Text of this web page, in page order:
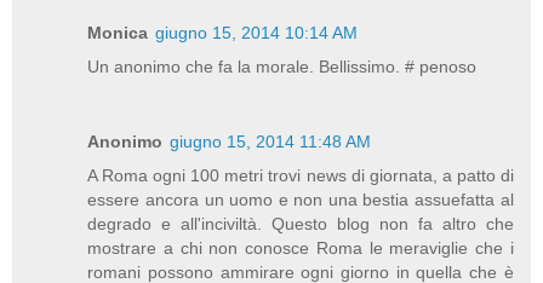
Monica giugno 15, 2014 10:14 AM
Un anonimo che fa la morale. Bellissimo. # penoso
Anonimo giugno 15, 2014 11:48 AM
A Roma ogni 100 metri trovi news di giornata, a patto di
essere ancora un uomo e non una bestia assuefatta al
degrado e all'inciviltà. Questo blog non fa altro che
mostrare a chi non conosce Roma le meraviglie che i
romani possono ammirare ogni giorno in quella che è